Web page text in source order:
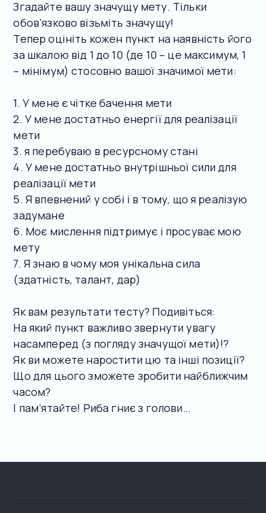
Згадайте вашу значущу мету. Тільки
обов’язково візьміть значущу!
Тепер оцініть кожен пункт на наявність його
за шкалою від 1 до 10 (де 10 – це максимум, 1
– мінімум) стосовно вашої значимої мети:
1. У мене є чітке бачення мети
2. У мене достатньо енергії для реалізації
мети
3. я перебуваю в ресурсному стані
4. У мене достатньо внутрішньої сили для
реалізації мети
5. Я впевнений у собі і в тому, що я реалізую
задумане
6. Моє мислення підтримує і просуває мою
мету
7. Я знаю в чому моя унікальна сила
(здатність, талант, дар)
Як вам результати тесту? Подивіться:
На який пункт важливо звернути увагу
насамперед (з погляду значущої мети)!?
Як ви можете наростити цю та інші позиції?
Що для цього зможете зробити найближчим
часом?
І пам’ятайте! Риба гниє з голови…